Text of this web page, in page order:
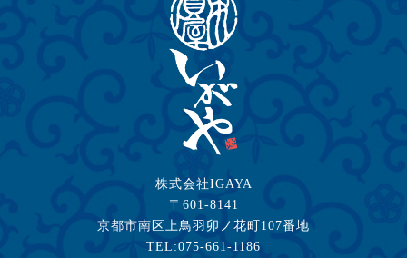
株式会社IGAYA
〒601-8141
京都市南区上鳥羽卯ノ花町107番地
TEL:075-661-1186